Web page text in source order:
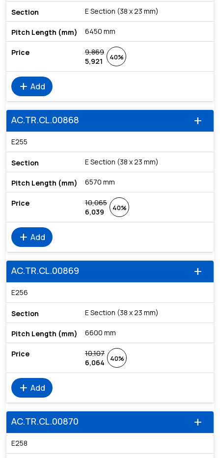
E Section (38 x 23 mm)
6450 mm
9,869
5,921
40%
add Add
add
AC.TR.CL.00868
E255
E Section (38 x 23 mm)
6570 mm
10,065
6,039
40%
add Add
add
AC.TR.CL.00869
E256
E Section (38 x 23 mm)
6600 mm
10,107
6,064
40%
add Add
add
AC.TR.CL.00870
E258